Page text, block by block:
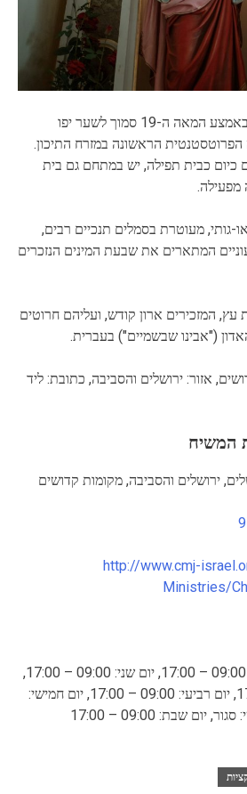
כנסיית המשיח, שהוקמה באמצע המאה ה-19 סמוך לשער יפו
הפרוטסטנטית הראשונה במזרח התיכון.
כיום כבית תפילה, יש במתחם גם בית
מפעילה.
גותי, מעוטרת בסמלים תנכיים רבים,
המתארים את שבעת המינים הנזכרים
עץ, המזכירים ארון קודש, ועליהם חרוטים
("אבינו שבשמיים") בעברית.
אזור: ירושלים והסביבה, כתובת: ליד
המשיח
ירושלים והסביבה, מקומות קדושים
http://www.cmj-
Ministries/
שעות פתיחה: יום ראשון: 09:00 – 17:00, יום שני: 09:00 – 17:00,
יום שלישי: 09:00 – 17:00, יום רביעי: 09:00 – 17:00, יום חמישי: